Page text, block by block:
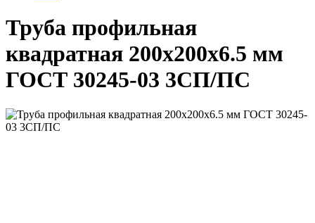
Труба профильная
квадратная 200x200x6.5 мм
ГОСТ 30245-03 3СП/ПС